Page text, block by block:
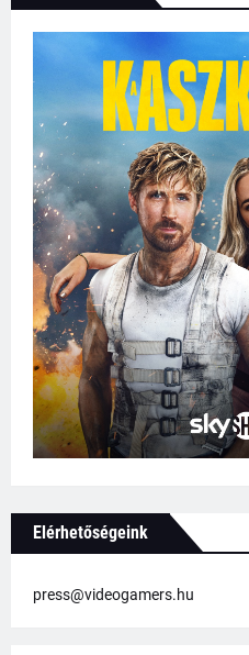
Elérhetőségeink
press@videogamers.hu